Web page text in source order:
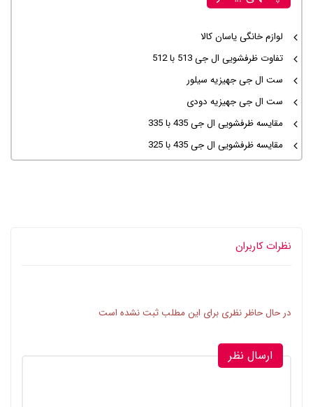
لوازم خانگی یاسان کالا
تفاوت ظرفشویی ال جی 513 با 512
ست ال جی جهیزیه سیلور
ست ال جی جهیزیه دودی
مقایسه ظرفشویی ال جی 435 با 335
مقایسه ظرفشویی ال جی 435 با 325
نظرات کاربران
در حال حاظر نظری برای این مطلب ثبت نشده است
ارسال نظر